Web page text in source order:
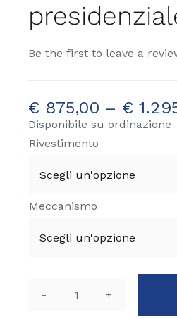
Be the first to leave a
€875,00 – €
Disponibile su ordinazione
Rivestimento
Meccanismo